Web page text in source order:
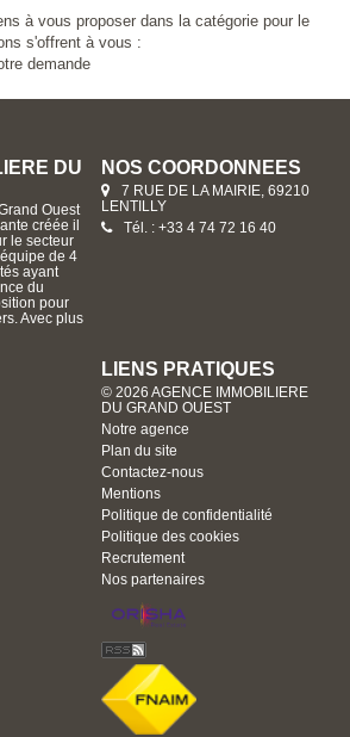
à vous proposer dans la catégorie pour le
s'offrent à vous :
demande
DU
Ouest
créée il
le secteur
de 4
ayant
du
pour
Avec plus
NOS COORDONNÉES
7 RUE DE LA MAIRIE, 69210
LENTILLY
Tél. : +33 4 74 72 16 40
LIENS PRATIQUES
© 2026 AGENCE IMMOBILIERE
DU GRAND OUEST
Notre agence
Plan du site
Contactez-nous
Mentions
Politique de confidentialité
Politique des cookies
Recrutement
Nos partenaires